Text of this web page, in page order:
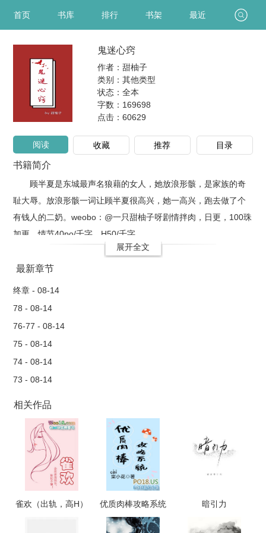
首页 书库 排行 书架 最近
鬼迷心窍
作者：甜柚子
类别：其他类型
状态：全本
字数：169698
点击： 60629
阅读 收藏 推荐 目录
书籍简介
顾半夏是东城最声名狼藉的女人，她放浪形骸，是家族的奇
耻大辱。放浪形骸一词让顾半夏很高兴，她一高兴，跑去做了个
有钱人的二奶。weobo：@一只甜柚子呀剧情拌肉，日更，100珠
加更，情节40po/千字，H50/千字，..
展开全文
最新章节
终章 - 08-14
78 - 08-14
76-77 - 08-14
75 - 08-14
74 - 08-14
73 - 08-14
相关作品
雀欢（出轨，高H）
优质肉棒攻略系统
（np高辣文）
暗引力